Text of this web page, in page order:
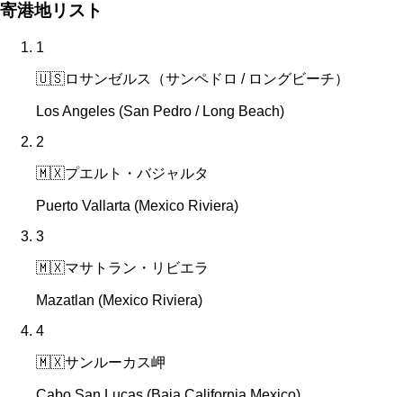
寄港地リスト
1
🇺🇸ロサンゼルス（サンペドロ / ロングビーチ）
Los Angeles (San Pedro / Long Beach)
2
🇲🇽プエルト・バジャルタ
Puerto Vallarta (Mexico Riviera)
3
🇲🇽マサトラン・リビエラ
Mazatlan (Mexico Riviera)
4
🇲🇽サンルーカス岬